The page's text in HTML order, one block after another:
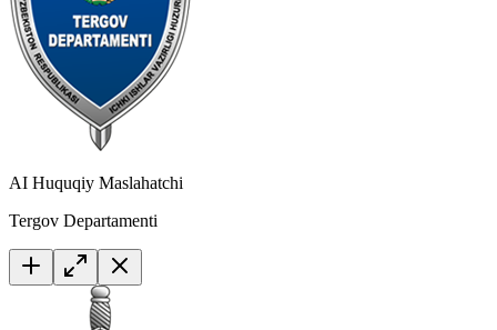
AI Huquqiy Maslahatchi
Tergov Departamenti